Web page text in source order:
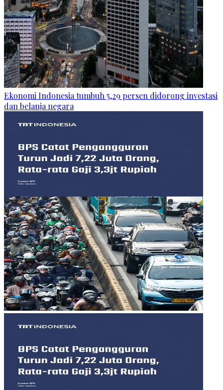
Ekonomi Indonesia tumbuh 5,29 persen didorong investasi
dan belanja negara